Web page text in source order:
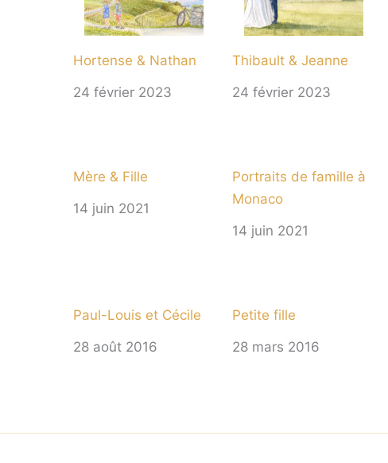
Hortense & Nathan
24 février 2023
Thibault & Jeanne
24 février 2023
Mère & Fille
14 juin 2021
Portraits de famille à
Monaco
14 juin 2021
Paul-Louis et Cécile
28 août 2016
Petite fille
28 mars 2016